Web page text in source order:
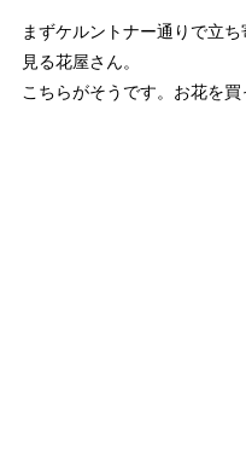
まずケルントナー通りで立
見る花屋さん。
こちらがそうです。お花を